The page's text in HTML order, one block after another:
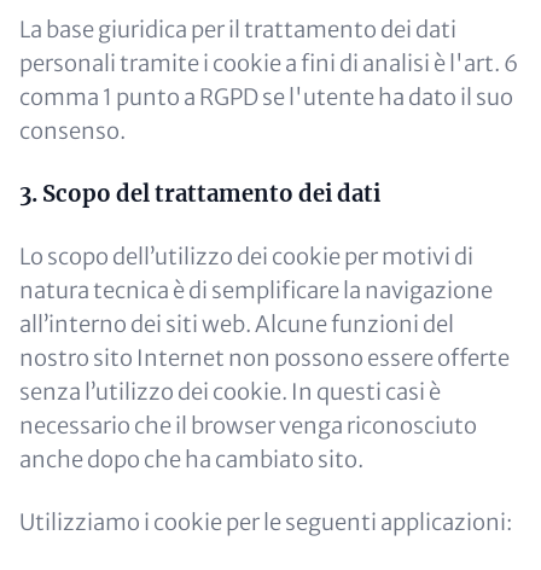
La base giuridica per il trattamento dei dati
personali tramite i cookie a fini di analisi è l'art. 6
comma 1 punto a RGPD se l'utente ha dato il suo
consenso.
3. Scopo del trattamento dei dati
Lo scopo dell’utilizzo dei cookie per motivi di
natura tecnica è di semplificare la navigazione
all’interno dei siti web. Alcune funzioni del
nostro sito Internet non possono essere offerte
senza l’utilizzo dei cookie. In questi casi è
necessario che il browser venga riconosciuto
anche dopo che ha cambiato sito.
Utilizziamo i cookie per le seguenti applicazioni: